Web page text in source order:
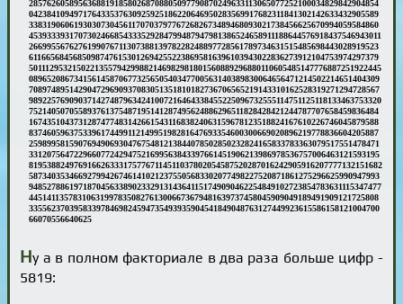
285762605895636881918580268708805097790870249633113065077252100034829842904854
042384109497176433537630925925186220646950283569917682311841302142633432905589
338319060619303073045611707037977672682673489468093021738456625670994059584860
4539333931707302466854333529284799487947981386524658911188644576918437546943011
266995567627619907671130738813978228248897728561789734631515485698443028919523
611665684568509874761530126942552238695816396103943022836273912104753974297379
5011129532150221355794299882146982981801560889296880110605485147776887251922445
089652086734156145870677325650540347700563140389830064656471214502214651404309
708974895142904729690937083051351810182736706565219143310162528319271294728567
9892257690903714274879634241007216464338455225096732555114751125118133463753320
752140507055893761375487195141287495624886296511828428421244787707658459836484
167435104373128747748314266154311683824063159678123518824167610226746045879588
837460596375339617449911214995198281647693354600300669020896219778836604205887
259899581590769490693047675481213844078502850232824165833783363079517551478471
331207564722966077242947521699563843397661451906213986978536757006463121593195
8195388249769166263331757767114511037802054587520287016242905916207777132151682
587340353466927994267461410212375505683302077498227520871861275296625990947993
9485278861971870456338902332913143641151749090462254849102723854783631115347477
445141135783106319978350827613006673679481639737458045909049189491909121725808
335562370395833978469824594735493935904541849048763127449923615586158121004700
66070556640625
Ну а в полном факториале в два раза больше цифр -
5819: